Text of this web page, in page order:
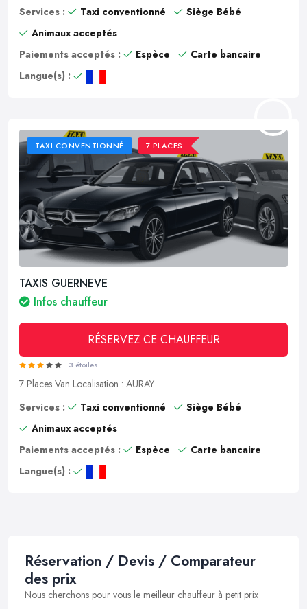
Services :
Taxi conventionné
Siège Bébé
Animaux acceptés
Paiements acceptés :
Espèce
Carte bancaire
Langue(s) :
TAXI CONVENTIONNÉ 7 PLACES
TAXIS GUERNEVE
Infos chauffeur
RÉSERVEZ CE CHAUFFEUR
3 étoiles
7 Places Van Localisation : AURAY
Services :
Taxi conventionné
Siège Bébé
Animaux acceptés
Paiements acceptés :
Espèce
Carte bancaire
Langue(s) :
Réservation / Devis / Comparateur
des prix
Nous cherchons pour vous le meilleur chauffeur à petit prix